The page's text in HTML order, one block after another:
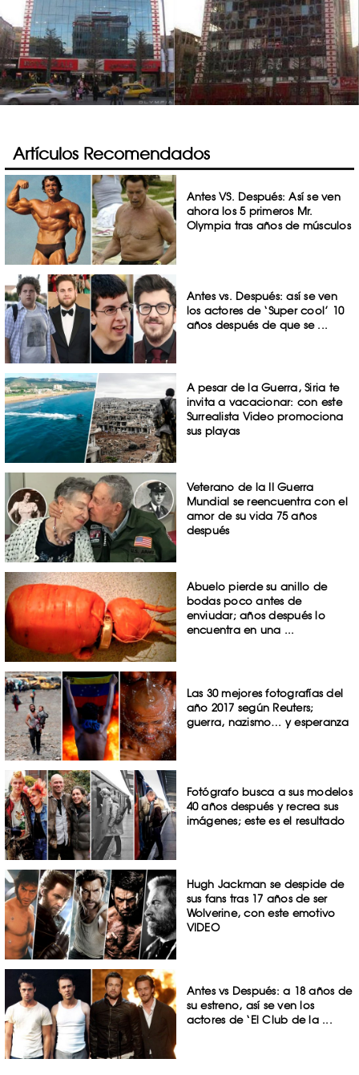
Artículos Recomendados
Antes VS. Después: Así se ven
ahora los 5 primeros Mr.
Olympia tras años de músculos
Antes vs. Después: así se ven
los actores de ‘Super cool’ 10
años después de que se ...
A pesar de la Guerra, Siria te
invita a vacacionar: con este
Surrealista Video promociona
sus playas
Veterano de la II Guerra
Mundial se reencuentra con el
amor de su vida 75 años
después
Abuelo pierde su anillo de
bodas poco antes de
enviudar; años después lo
encuentra en una ...
Las 30 mejores fotografías del
año 2017 según Reuters;
guerra, nazismo… y esperanza
Fotógrafo busca a sus modelos
40 años después y recrea sus
imágenes; este es el resultado
Hugh Jackman se despide de
sus fans tras 17 años de ser
Wolverine, con este emotivo
VIDEO
Antes vs Después: a 18 años de
su estreno, así se ven los
actores de ‘El Club de la ...